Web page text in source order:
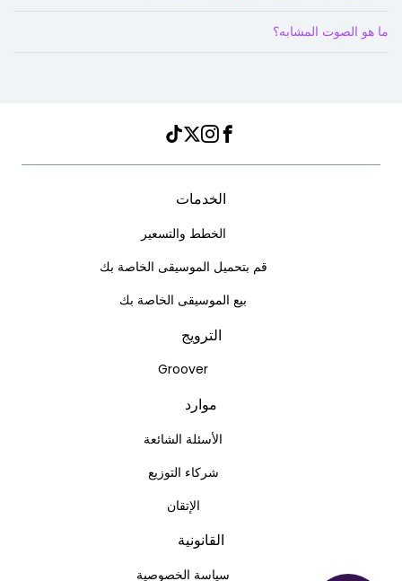
ما هو الصوت المشابه؟
Facebook
Instagram
Twitter
TikTok
الخدمات
الخطط والتسعير
قم بتحميل الموسيقى الخاصة بك
بيع الموسيقى الخاصة بك
الترويج
Groover
موارد
الأسئلة الشائعة
شركاء التوزيع
الإتقان
القانونية
سياسة الخصوصية